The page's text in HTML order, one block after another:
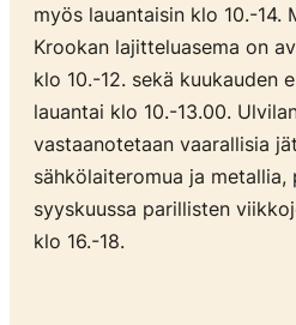
myös lauantaisin klo 10.-14.
Krookan lajitteluasema on
klo 10.-12. sekä kuukauden
lauantai klo 10.-13.00.
vastaanotetaan vaarallisia
sähkölaiteromua ja metallia,
syyskuussa parillisten
klo 16.-18.